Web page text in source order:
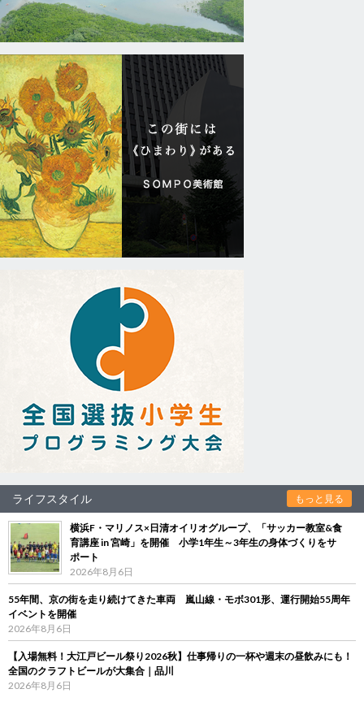
ライフスタイル もっと見る
横浜F・マリノス×日清オイリオグループ、「サッカー教室&食
育講座 in 宮崎」を開催 小学1年生～3年生の身体づくりをサ
ポート
2026年8月6日
55年間、京の街を走り続けてきた車両 嵐山線・モボ301形、運行開始55周年
イベントを開催
2026年8月6日
【入場無料！大江戸ビール祭り2026秋】仕事帰りの一杯や週末の昼飲みにも！
全国のクラフトビールが大集合｜品川
2026年8月6日